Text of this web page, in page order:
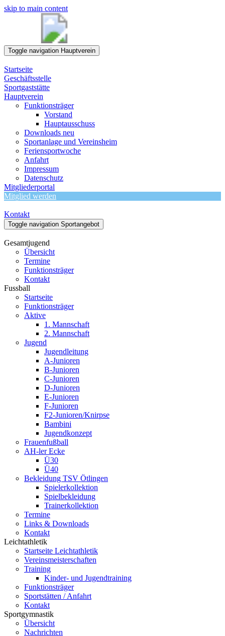
skip to main content
Toggle navigation Hauptverein
Startseite
Geschäftsstelle
Sportgaststätte
Hauptverein
Funktionsträger
Vorstand
Hauptausschuss
Downloads neu
Sportanlage und Vereinsheim
Feriensportwoche
Anfahrt
Impressum
Datenschutz
Mitgliederportal
Mitglied werden
Kontakt
Toggle navigation Sportangebot
Gesamtjugend
Übersicht
Termine
Funktionsträger
Kontakt
Fussball
Startseite
Funktionsträger
Aktive
1. Mannschaft
2. Mannschaft
Jugend
Jugendleitung
A-Junioren
B-Junioren
C-Junioren
D-Junioren
E-Junioren
F-Junioren
F2-Junioren/Knirpse
Bambini
Jugendkonzept
Frauenfußball
AH-ler Ecke
Ü30
Ü40
Bekleidung TSV Ötlingen
Spielerkollektion
Spielbekleidung
Trainerkollektion
Termine
Links & Downloads
Kontakt
Leichtathletik
Startseite Leichtathletik
Vereinsmeisterschaften
Training
Kinder- und Jugendtraining
Funktionsträger
Sportstätten / Anfahrt
Kontakt
Sportgymnastik
Übersicht
Nachrichten